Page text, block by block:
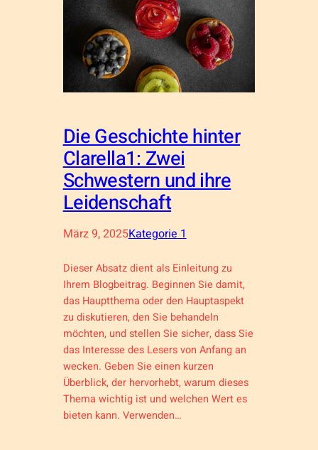
Die Geschichte hinter
Clarella1: Zwei
Schwestern und ihre
Leidenschaft
März 9, 2025Kategorie 1
Dieser Absatz dient als Einleitung zu
Ihrem Blogbeitrag. Beginnen Sie damit,
das Hauptthema oder den Hauptaspekt
zu diskutieren, den Sie behandeln
möchten, und stellen Sie sicher, dass Sie
das Interesse des Lesers von Anfang an
wecken. Geben Sie einen kurzen
Überblick, der hervorhebt, warum dieses
Thema wichtig ist und welchen Wert es
bieten kann. Verwenden…